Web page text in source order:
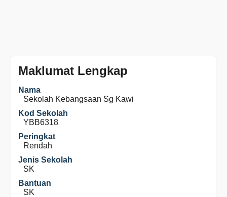
Maklumat Lengkap
Nama
Sekolah Kebangsaan Sg Kawi
Kod Sekolah
YBB6318
Peringkat
Rendah
Jenis Sekolah
SK
Bantuan
SK